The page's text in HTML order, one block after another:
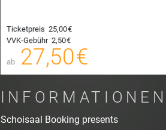
Ticketpreis 25,00 €
VVK-Gebühr 2,50 €
ab 27,50 €
00
INFORMATIONEN
Schoisaal Booking presents